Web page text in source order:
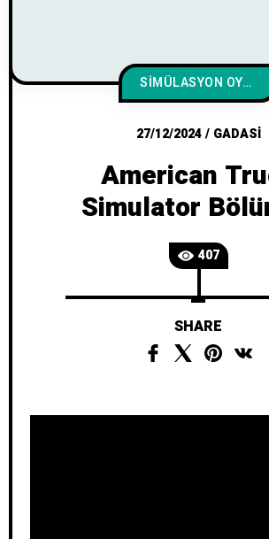
SIMÜLASYON OYUNLARI
27/12/2024/ GADASI
American
Simulator
407
SHARE